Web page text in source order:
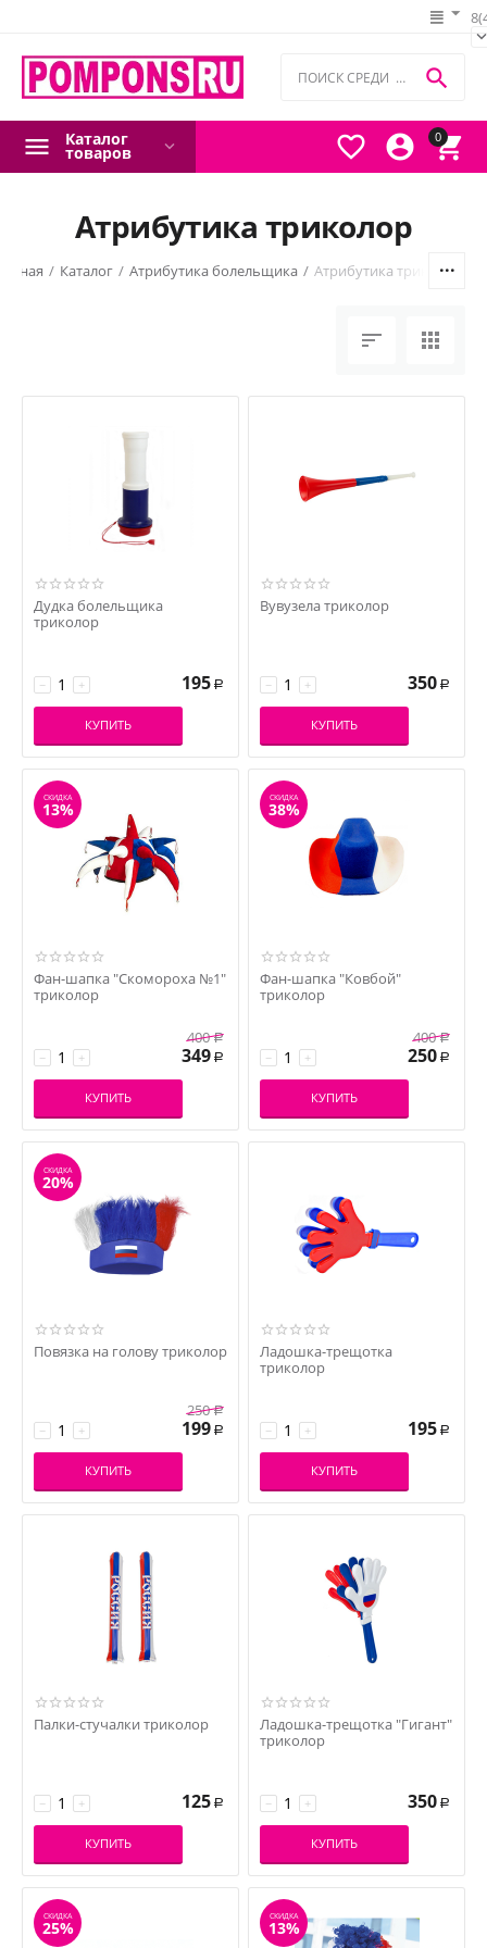
0




Каталог
товаров
Атрибутика триколор
/ Каталог / Атрибутика болельщика / Атрибутика триколор
 
Дудка болельщика
триколор
+
− 195 Р
КУПИТЬ
Вувузела триколор
+
− 350 Р
КУПИТЬ
СКИДКА
13%
Фан-шапка "Скомороха №1"
триколор
+
−
400 Р
349 Р
КУПИТЬ
СКИДКА
38%
Фан-шапка "Ковбой"
триколор
+
−
400 Р
250 Р
КУПИТЬ
СКИДКА
20%
Повязка на голову триколор
+
−
250 Р
199 Р
КУПИТЬ
Ладошка-трещотка
триколор
+
− 195 Р
КУПИТЬ
Палки-стучалки триколор
+
− 125 Р
КУПИТЬ
Ладошка-трещотка "Гигант"
триколор
+
− 350 Р
КУПИТЬ
СКИДКА
25%
СКИДКА
13%